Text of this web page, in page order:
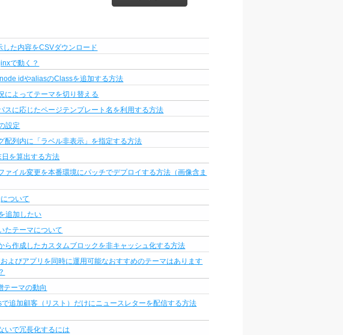
した内容をCSVダウンロード
で動く？
idやaliasのClassを追加する方法
によってテーマを切り替える
スに応じたページテンプレート名を利用する方法
設定
配列内に「ラベル非表示」を指定する方法
日を算出する方法
ァイル変更を本番環境にパッチでデプロイする方法（画像含ま
ついて
追加したい
たテーマについて
ら作成したカスタムブロックを非キャッシュ化する方法
よびアプリを同時に運用可能なおすすめのテーマはあります
テーマの動向
追加顧客（リスト）だけにニュースレターを配信する方法
いで冗長化するには